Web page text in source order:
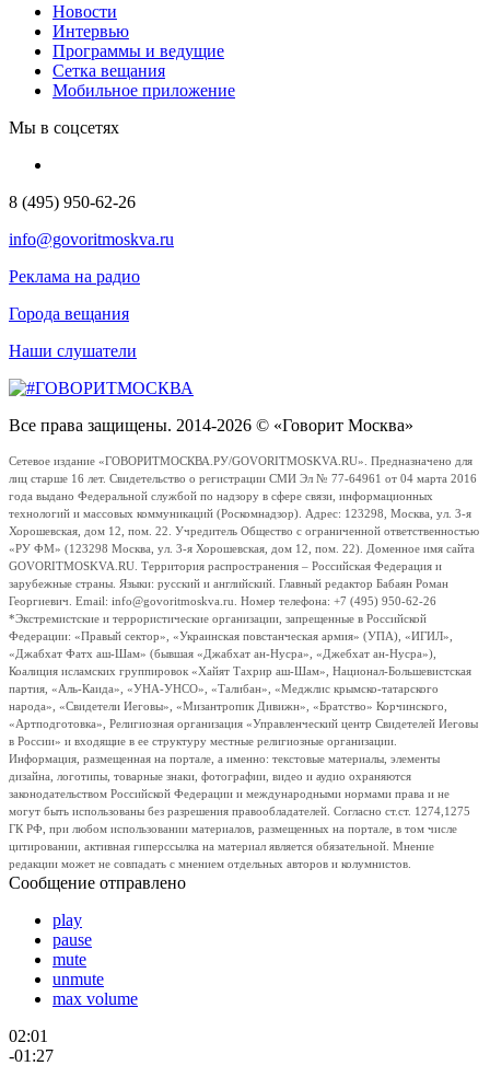
Новости
Интервью
Программы и ведущие
Сетка вещания
Мобильное приложение
Мы в соцсетях
8 (495) 950-62-26
info@govoritmoskva.ru
Реклама на радио
Города вещания
Наши слушатели
Все права защищены. 2014-2026 © «Говорит Москва»
Сетевое издание «ГОВОРИТМОСКВА.РУ/GOVORITMOSKVA.RU». Предназначено для
лиц старше 16 лет. Свидетельство о регистрации СМИ Эл № 77-64961 от 04 марта 2016
года выдано Федеральной службой по надзору в сфере связи, информационных
технологий и массовых коммуникаций (Роскомнадзор). Адрес: 123298, Москва, ул. 3-я
Хорошевская, дом 12, пом. 22. Учредитель Общество с ограниченной ответственностью
«РУ ФМ» (123298 Москва, ул. 3-я Хорошевская, дом 12, пом. 22). Доменное имя сайта
GOVORITMOSKVA.RU. Территория распространения – Российская Федерация и
зарубежные страны. Языки: русский и английский. Главный редактор Бабаян Роман
Георгиевич. Email: info@govoritmoskva.ru. Номер телефона: +7 (495) 950-62-26
*Экстремистские и террористические организации, запрещенные в Российской
Федерации: «Правый сектор», «Украинская повстанческая армия» (УПА), «ИГИЛ»,
«Джабхат Фатх аш-Шам» (бывшая «Джабхат ан-Нусра», «Джебхат ан-Нусра»),
Коалиция исламских группировок «Хайят Тахрир аш-Шам», Национал-Большевистская
партия, «Аль-Каида», «УНА-УНСО», «Талибан», «Меджлис крымско-татарского
народа», «Свидетели Иеговы», «Мизантропик Дивижн», «Братство» Корчинского,
«Артподготовка», Религиозная организация «Управленческий центр Свидетелей Иеговы
в России» и входящие в ее структуру местные религиозные организации.
Информация, размещенная на портале, а именно: текстовые материалы, элементы
дизайна, логотипы, товарные знаки, фотографии, видео и аудио охраняются
законодательством Российской Федерации и международными нормами права и не
могут быть использованы без разрешения правообладателей. Согласно ст.ст. 1274,1275
ГК РФ, при любом использовании материалов, размещенных на портале, в том числе
цитировании, активная гиперссылка на материал является обязательной. Мнение
редакции может не совпадать с мнением отдельных авторов и колумнистов.
Сообщение отправлено
play
pause
mute
unmute
max volume
02:01
-01:27